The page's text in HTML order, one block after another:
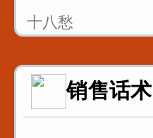
十八愁
诸葛亮 八扇屏
销售话术